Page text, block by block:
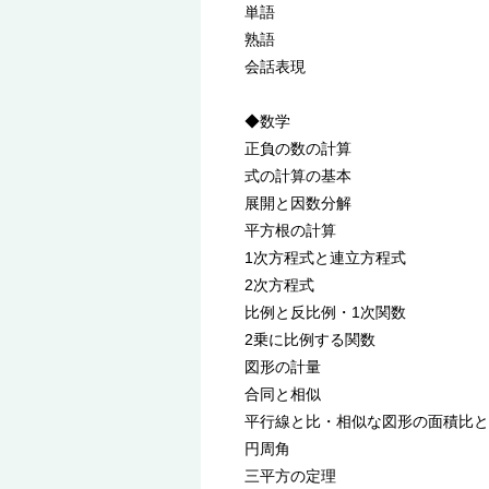
単語
熟語
会話表現
◆数学
正負の数の計算
式の計算の基本
展開と因数分解
平方根の計算
1次方程式と連立方程式
2次方程式
比例と反比例・1次関数
2乗に比例する関数
図形の計量
合同と相似
平行線と比・相似な図形の面積比
円周角
三平方の定理